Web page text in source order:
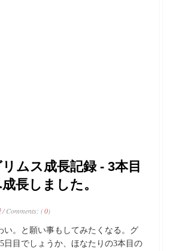
ムス成長記録 - 3本目
長しました。
/ Comments: (0)
い。と願い事もしてみたくなる。グ
日目でしょうか、ほなたりの3本目の